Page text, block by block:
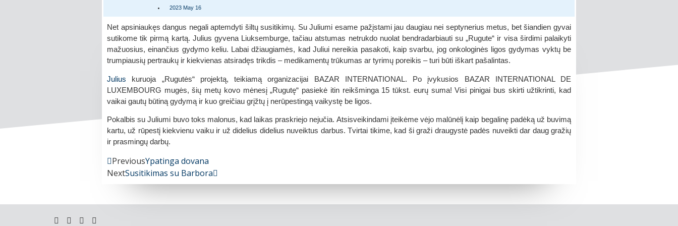
2023 May 16
Net apsiniaukęs dangus negali aptemdyti šiltų susitikimų. Su Juliumi esame pažįstami jau daugiau nei septynerius metus, bet šiandien gyvai
sutikome tik pirmą kartą. Julius gyvena Liuksemburge, tačiau atstumas netrukdo nuolat bendradarbiauti su „Rugute“ ir visa širdimi palaikyti
mažuosius, einančius gydymo keliu. Labai džiaugiamės, kad Juliui nereikia pasakoti, kaip svarbu, jog onkologinės ligos gydymas vyktų be
trumpiausių pertraukų ir kiekvienas atsiradęs trikdis – medikamentų trūkumas ar tyrimų poreikis – turi būti iškart pašalintas.
Julius kuruoja „Rugutės“ projektą, teikiamą organizacijai BAZAR INTERNATIONAL. Po įvykusios BAZAR INTERNATIONAL DE
LUXEMBOURG mugės, šių metų kovo mėnesį „Rugutę“ pasiekė itin reikšminga 15 tūkst. eurųsuma! Visi pinigai bus skirti užtikrinti, kad
vaikai gautų būtiną gydymą ir kuo greičiau grįžtų į nerūpestingą vaikystę be ligos.
Pokalbis su Juliumi buvo toks malonus, kad laikas praskriejo nejučia. Atsisveikindami įteikėme vėjo malūnėlį kaip begalinę padėką už buvimą
kartu, už rūpestį kiekvienu vaiku ir už didelius didelius nuveiktus darbus. Tvirtai tikime, kad ši graži draugystė padės nuveikti dar daug gražių
ir prasmingų darbų.
PreviousYpatinga dovana
NextSusitikimas su Barbora